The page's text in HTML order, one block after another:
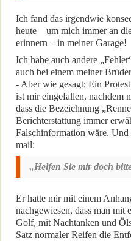
Ich fand das irgendwie
heute – um mich immer an
erinnern – in meiner Garage!
Ich habe auch andere
auch bei einem meiner
- Aber wie gesagt: Ein
ist mir eingefallen, nachdem
dass die Bezeichnung
Berichterstattung immer
Falschinformation wäre. Und
mail:
„Helfen Sie mir doch
Er hatte mir mit einem
nachgewiesen, dass man mit
Golf, mit Nachtanken und
Satz normaler Reifen die